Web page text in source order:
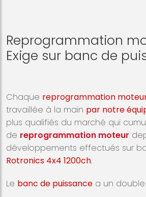
Reprogrammation
Exige sur banc de
Chaque reprogrammation moteur
travaillée à la main par notre
plus qualifiés du marché qui
de reprogrammation moteur
développements effectués sur
Rotronics 4x4 1200ch.
Le banc de puissance a un